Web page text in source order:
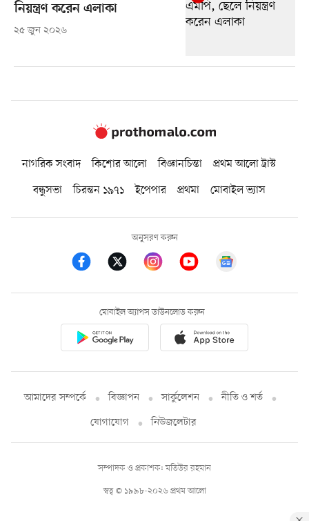
নিয়ন্ত্রণ করেন এলাকা
২৫ জুন ২০২৬
নাগরিক সংবাদ কিশোর আলো বিজ্ঞানচিন্তা
প্রথম আলো ট্রাস্ট
বন্ধুসভা
চিরন্তন ১৯৭১ ইপেপার প্রথমা মোবাইল ভ্যাস
অনুসরণ করুন
মোবাইল অ্যাপস ডাউনলোড করুন
আমাদের সম্পর্কে বিজ্ঞাপন সার্কুলেশন
নীতি ও শর্ত
যোগাযোগ
নিউজলেটার
স্বত্ব © ১৯৯৮-২০২৬ প্রথম আলো
সম্পাদক ও প্রকাশক: মতিউর রহমান